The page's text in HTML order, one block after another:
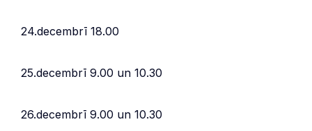
24.decembrī 18.00
25.decembrī 9.00 un 10.30
26.decembrī 9.00 un 10.30